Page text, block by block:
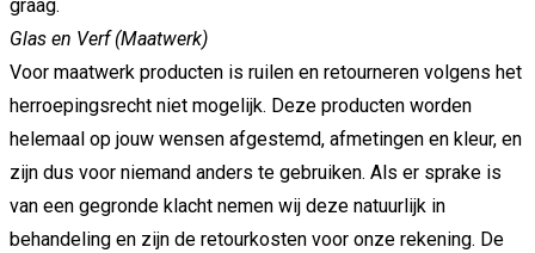
graag.
Glas en Verf (Maatwerk)
Voor maatwerk producten is ruilen en retourneren volgens het
herroepingsrecht niet mogelijk. Deze producten worden
helemaal op jouw wensen afgestemd, afmetingen en kleur, en
zijn dus voor niemand anders te gebruiken. Als er sprake is
van een gegronde klacht nemen wij deze natuurlijk in
behandeling en zijn de retourkosten voor onze rekening. De